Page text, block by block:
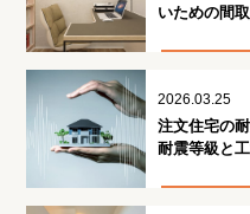
いための間
2026.03.25
注文住宅の
耐震等級と